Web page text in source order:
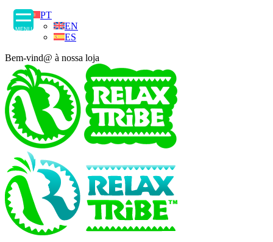
MENU
PT
EN
ES
Bem-vind@ à nossa loja